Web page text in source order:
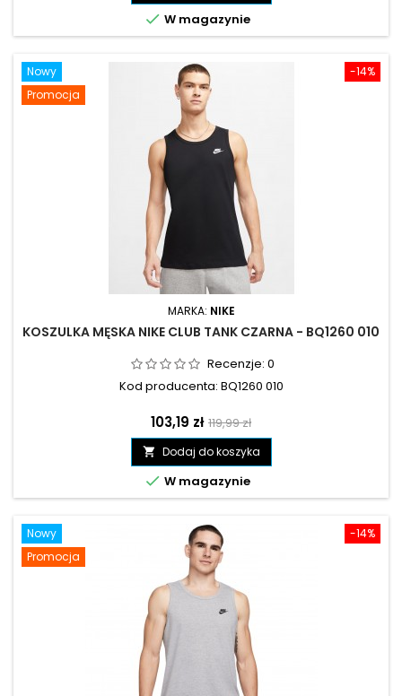
 W magazynie
-14%
Nowy
Promocja
MARKA: NIKE
KOSZULKA MĘSKA NIKE CLUB TANK CZARNA - BQ1260 010
Recenzje: 0
Kod producenta: BQ1260 010
Cena
103,19 zł Cena
podstawowa
119,99 zł
 Dodaj do koszyka
 W magazynie
-14%
Nowy
Promocja